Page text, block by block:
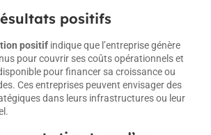
positifs
positif indique que l’entreprise génère
pour couvrir ses coûts opérationnels et
pour financer sa croissance ou
Ces entreprises peuvent envisager des
dans leurs infrastructures ou leur